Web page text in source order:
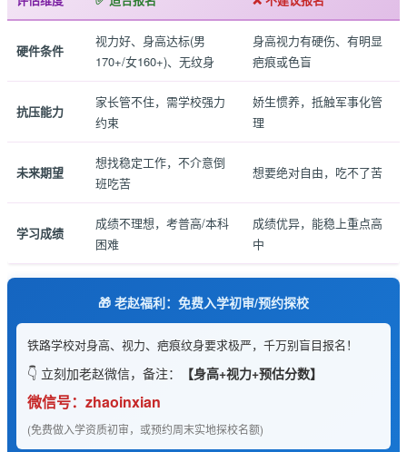
硬件条件
视力好、身高达标(男
170+/女160+)、无纹身
身高视力有硬伤、有明显
疤痕或色盲
抗压能力
家长管不住，需学校强力
约束
娇生惯养，抵触军事化管
理
未来期望
想找稳定工作，不介意倒
班吃苦
想要绝对自由，吃不了苦
学习成绩
成绩不理想，考普高/本科
困难
成绩优异，能稳上重点高
中
🎁 老赵福利：免费入学初审/预约探校
铁路学校对身高、视力、疤痕纹身要求极严，千万别盲目报名！
👇 立刻加老赵微信，备注： 【身高+视力+预估分数】
微信号：zhaoinxian
(免费做入学资质初审，或预约周末实地探校名额)